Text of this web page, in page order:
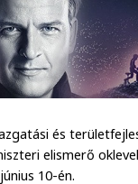
és
elismerő
10-én.